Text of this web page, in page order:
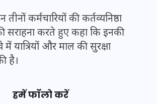
कर्मचारियों की कर्तव्यनिष्ठा
सराहना करते हुए कहा कि इनकी
यात्रियों और माल की सुरक्षा
है।
हमें फॉलो करें